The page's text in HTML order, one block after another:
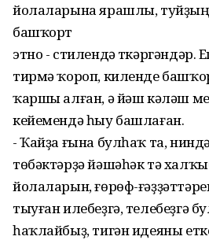
йолаларына ярашлы,
башҡорт
этно - стилендә үткәргәндәр.
тирмә ҡороп, киленде
ҡаршы алған, ә йәш кәләш
кейемендә һыу башлаған.
- Ҡайҙа ғына булһаҡ та,
төбәктәрҙә йәшәһәк тә
йолаларын, ғөрөф-
тыуған илебеҙгә, телебеҙгә
һаҡлайбыҙ, тигән идеяны